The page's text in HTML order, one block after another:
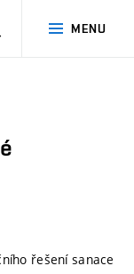
MENU
řešení sanace